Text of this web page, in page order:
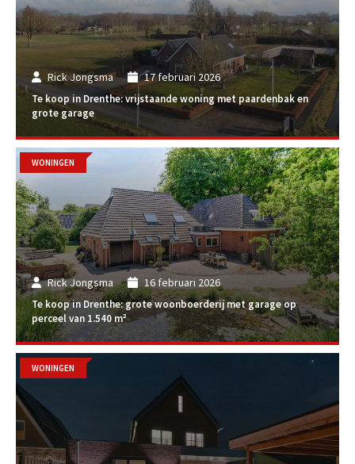
Rick Jongsma 17 februari 2026
Te koop in Drenthe: vrijstaande woning met paardenbak en
grote garage
Rick Jongsma 16 februari 2026
Te koop in Drenthe: grote woonboerderij met garage op
perceel van 1.540 m²
WONINGEN
WONINGEN